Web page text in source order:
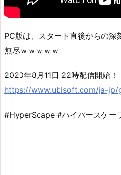
PC版は、スタート直後からの
無尽ｗｗｗｗｗ
2020年8月11日 22時配信開始！
https://www.ubisoft.com/ja-jp/
#HyperScape #ハイパースケー